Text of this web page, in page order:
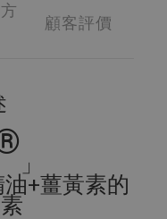
顧客評價
」
+薑黃素的